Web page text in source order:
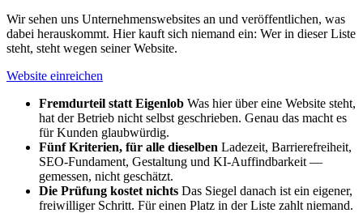
Wir sehen uns Unternehmenswebsites an und veröffentlichen, was
dabei herauskommt. Hier kauft sich niemand ein: Wer in dieser Liste
steht, steht wegen seiner Website.
Website einreichen
Fremdurteil statt Eigenlob Was hier über eine Website steht,
hat der Betrieb nicht selbst geschrieben. Genau das macht es
für Kunden glaubwürdig.
Fünf Kriterien, für alle dieselben Ladezeit, Barrierefreiheit,
SEO-Fundament, Gestaltung und KI-Auffindbarkeit —
gemessen, nicht geschätzt.
Die Prüfung kostet nichts Das Siegel danach ist ein eigener,
freiwilliger Schritt. Für einen Platz in der Liste zahlt niemand.